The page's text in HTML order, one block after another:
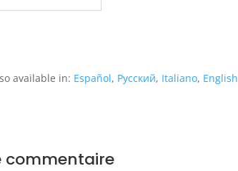
available in: Español Русский Italiano English
commentaire